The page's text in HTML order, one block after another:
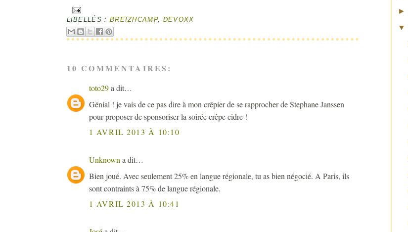
LIBELLÉS : BREIZHCAMP, DEVOXX
10 COMMENTAIRES:
toto29a dit…
Génial ! je vais de ce pas dire à mon crêpier de se rapprocher de Stephane Janssen
pour proposer de sponsoriser la soirée crêpe cidre !
1 AVRIL 2013 À 10:10
Unknowna dit…
Bien joué. Avec seulement 25% en langue régionale, tu as bien négocié. A Paris, ils
sont contraints à 75% de langue régionale.
1 AVRIL 2013 À 10:41
►
▼